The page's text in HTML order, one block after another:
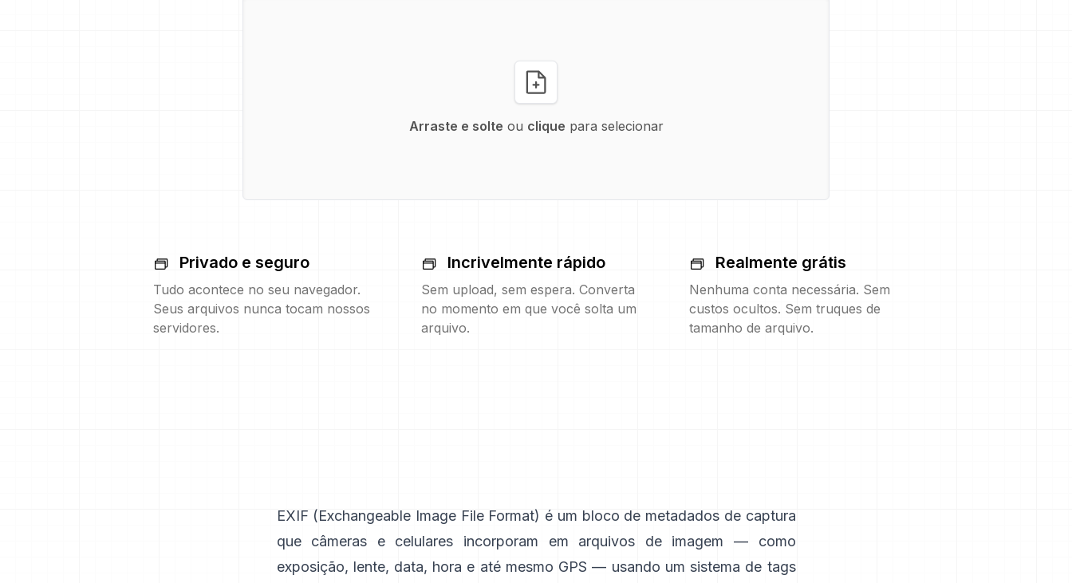
Arraste e solte ou clique para selecionar
Privado e seguro
Tudo acontece no seu navegador.
Seus arquivos nunca tocam nossos
servidores.
Incrivelmente rápido
Sem upload, sem espera. Converta
no momento em que você solta um
arquivo.
Realmente grátis
Nenhuma conta necessária. Sem
custos ocultos. Sem truques de
tamanho de arquivo.
EXIF (Exchangeable Image File Format) é um bloco de metadados de captura
que câmeras e celulares incorporam em arquivos de imagem — como
exposição, lente, data, hora e até mesmo GPS — usando um sistema de tags